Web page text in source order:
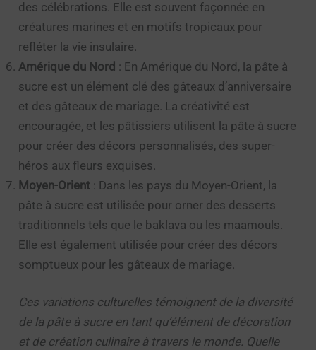
des célébrations. Elle est souvent façonnée en
créatures marines et en motifs tropicaux pour
refléter la vie insulaire.
Amérique du Nord : En Amérique du Nord, la pâte à
sucre est un élément clé des gâteaux d’anniversaire
et des gâteaux de mariage. La créativité est
encouragée, et les pâtissiers utilisent la pâte à sucre
pour créer des décors personnalisés, des super-
héros aux fleurs exquises.
Moyen-Orient : Dans les pays du Moyen-Orient, la
pâte à sucre est utilisée pour orner des desserts
traditionnels tels que le baklava ou les maamouls.
Elle est également utilisée pour créer des décors
somptueux pour les gâteaux de mariage.
Ces variations culturelles témoignent de la diversité
de la pâte à sucre en tant qu’élément de décoration
et de création culinaire à travers le monde. Quelle